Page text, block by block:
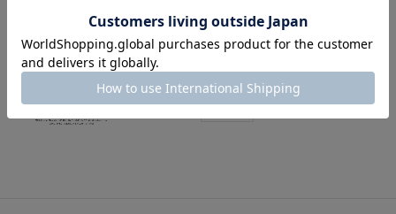
PICK UP BRANDS / 2025 spring